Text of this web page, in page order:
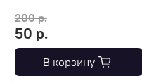
200 р.
50 р.
В корзину